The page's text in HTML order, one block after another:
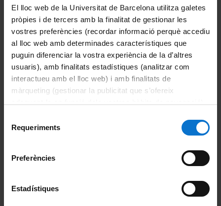
El lloc web de la Universitat de Barcelona utilitza galetes
pròpies i de tercers amb la finalitat de gestionar les
vostres preferències (recordar informació perquè accediu
al lloc web amb determinades característiques que
puguin diferenciar la vostra experiència de la d’altres
usuaris), amb finalitats estadístiques (analitzar com
interactueu amb el lloc web) i amb finalitats de
màrqueting (gestionar la publicitat que s’ofereix
consultar laPolítica de galetes del lloc web de la
Requeriments
Preferències
Estadístiques
Convocatòria